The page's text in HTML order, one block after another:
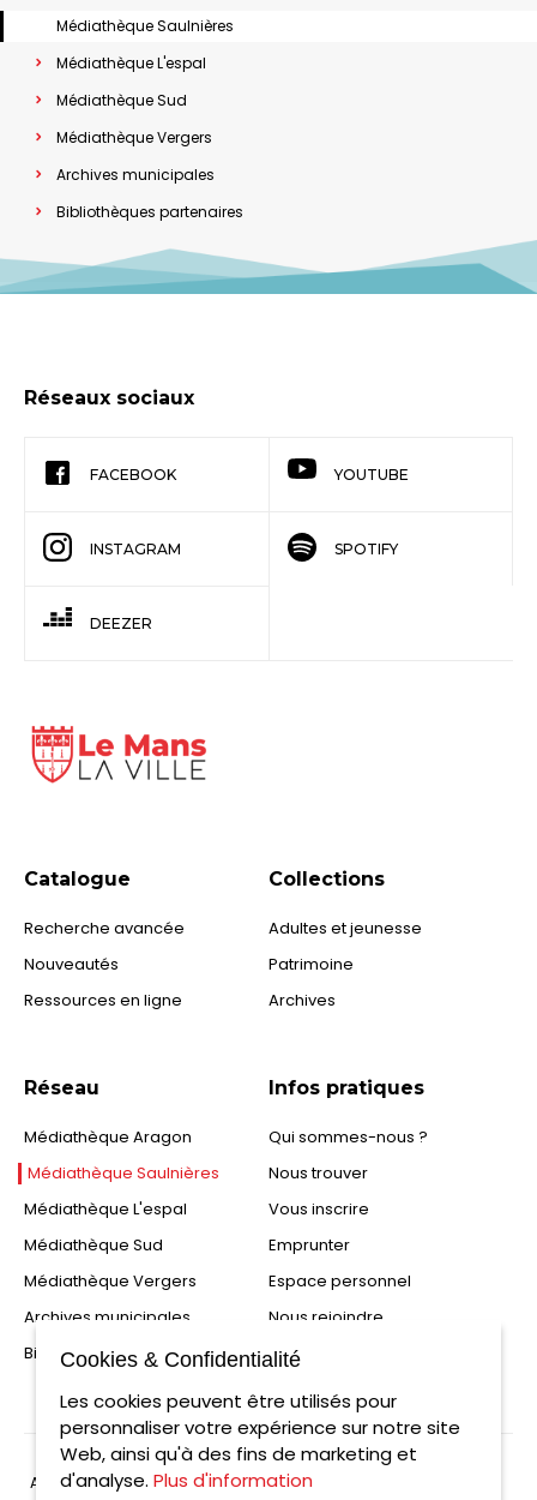
Médiathèque Saulnières
Médiathèque L'espal
Médiathèque Sud
Médiathèque Vergers
Archives municipales
Bibliothèques partenaires
Réseaux sociaux
FACEBOOK
INSTAGRAM
DEEZER
YOUTUBE
SPOTIFY
Catalogue
Recherche avancée
Nouveautés
Ressources en ligne
Collections
Adultes et jeunesse
Patrimoine
Archives
Réseau
Médiathèque Aragon
Médiathèque Saulnières
Médiathèque L'espal
Médiathèque Sud
Médiathèque Vergers
Archives municipales
Bibliothèques partenaires
Infos pratiques
Qui sommes-nous ?
Nous trouver
Vous inscrire
Emprunter
Espace personnel
Nous rejoindre
FAQ
Aide Plan du site Accessibilité : partiellement conforme
Cookies & Confidentialité
Les cookies peuvent être utilisés pour
personnaliser votre expérience sur notre site
Web, ainsi qu'à des fins de marketing et
d'analyse. Plus d'information